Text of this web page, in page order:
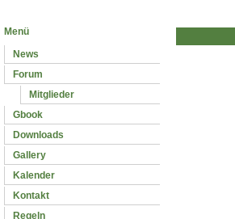
Menü
News
Forum
Mitglieder
Gbook
Downloads
Gallery
Kalender
Kontakt
Regeln